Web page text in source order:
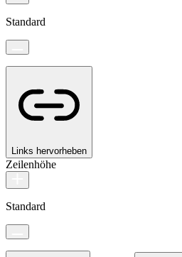
Standard
Links hervorheben
Zeilenhöhe
Standard